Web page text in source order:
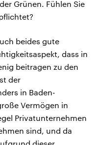
Grünen. Fühlen Sie
beides gute
dass in
beitragen zu den
der
in Baden-
Vermögen in
Privatunternehmen
sind, und da